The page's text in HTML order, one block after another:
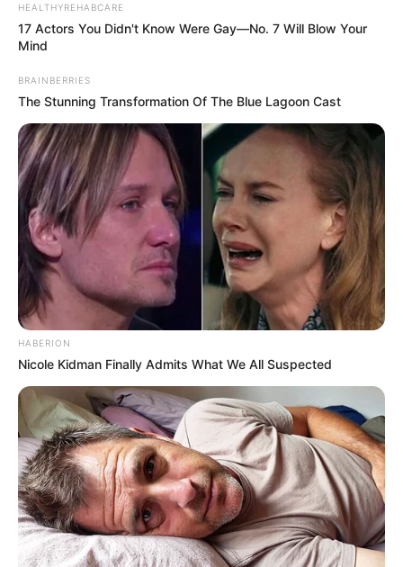
CONFIRA 27/11/2022 Foto: Getty Images
ShareFacebookWhatsAppTelegramMessenger
X
A Rainha Elizabeth II morreu no início de setembro e, até o
momento, paira-se um mistério sobre a causa da morte da
monarca. Segundo o atestado de óbito divulgado pelo
Registro Geral da Escócia, a Rainha Elizabeth II morreu de
HEALTHYREHABCARE
17 Actors You Didn't Know Were Gay—No. 7 Will Blow Your
Mind
BRAINBERRIES
The Stunning Transformation Of The Blue Lagoon Cast
HABERION
Nicole Kidman Finally Admits What We All Suspected